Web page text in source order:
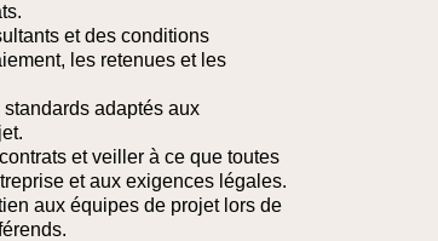
et des conditions
les retenues et les
adaptés aux
et veiller à ce que toutes
et aux exigences légales.
aux équipes de projet lors de